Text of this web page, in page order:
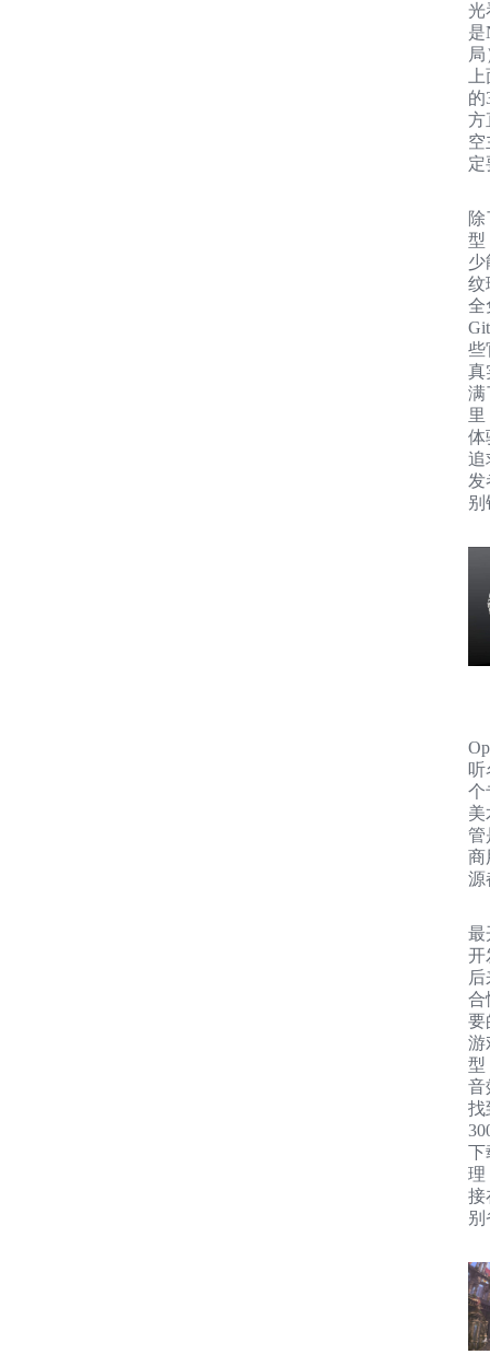
光
是
的
方
空
定
型
少
纹
全
些
真
满
里
体
追
发
别
个
美
管
商
源
最
开
合
要
游
型
音
找
下
理
接
别